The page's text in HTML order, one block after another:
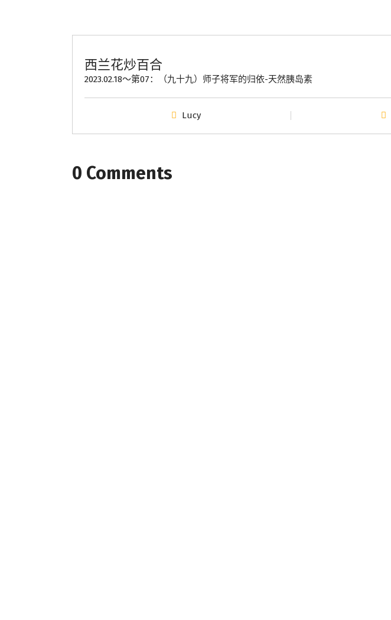
西兰花炒百合
2023.02.18～第07：（九十九）师子将军的归依-天然胰岛素
Lucy
0 Comments